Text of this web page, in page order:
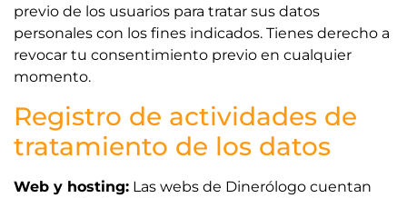
previo de los usuarios para tratar sus datos
personales con los fines indicados. Tienes derecho a
revocar tu consentimiento previo en cualquier
momento.
Registro de actividades de
tratamiento de los datos
Web y hosting: Las webs de Dinerólogo cuentan